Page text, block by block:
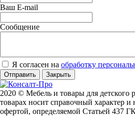
Ваш E-mail
Сообщение
Я согласен на обработку
Отправить Закрыть
2020 © Мебель и товары для детского
товарах носит справочный характер и
офертой, определяемой Статьей 437